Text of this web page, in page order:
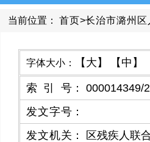
当前位置： 首页>长治市潞州区
字体大小： 【大】 【中】
索引号 ：
000014349/
发文字号 ：
发文机关 ：
区残疾人联